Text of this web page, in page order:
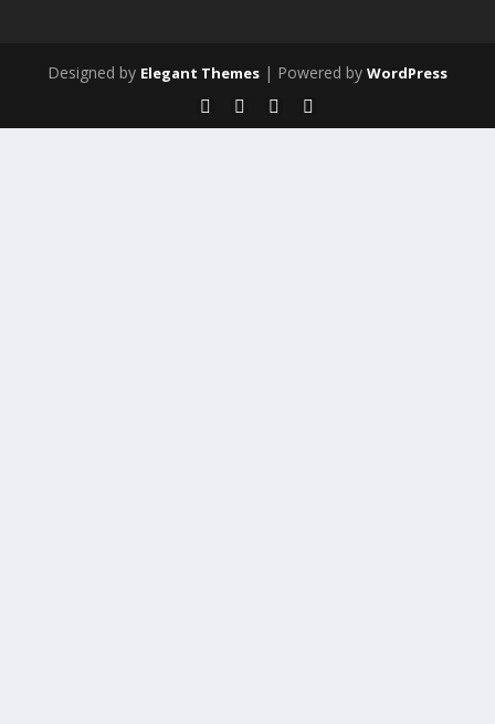
Designed by Elegant Themes | Powered by WordPress